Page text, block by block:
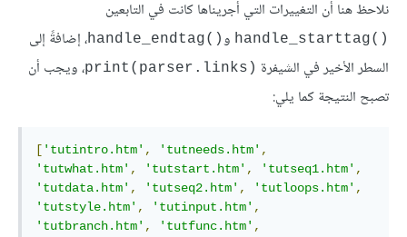
نلاحظ هنا أن التغييرات التي أجريناها كانت في التابعين
handle_starttag()‎ وhandle_endtag()‎، إضافةً إلى
السطر الأخير في الشيفرة print(parser.links)‎، ويجب أن
تصبح النتيجة كما يلي:
[ 'tutintro.htm' , 'tutneeds.htm' ,
'tutwhat.htm' , 'tutstart.htm' , 'tutseq1.htm' ,
'tutdata.htm' , 'tutseq2.htm' , 'tutloops.htm' ,
'tutstyle.htm' , 'tutinput.htm' ,
'tutbranch.htm' , 'tutfunc.htm' ,